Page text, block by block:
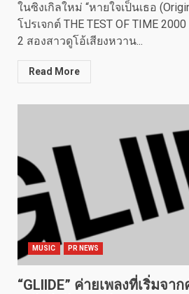
ในซิงเกิลใหม่ “หายใจเป็นเธอ
โปรเจกต์ THE TEST OF TIME
2 สองสาวดูโอ้เสียงหวาน...
Read More
MUSIC PR NEWS
“GLIIDE” ค่ายเพลงที่เริ่มจา